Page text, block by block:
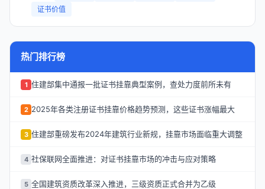
证书价值
热门排行榜
1 住建部集中通报一批证书挂靠典型案例，查处力度前所未有
2 2025年各类注册证书挂靠价格趋势预测，这些证书涨幅最大
3 住建部重磅发布2024年建筑行业新规，挂靠市场面临重大调整
4 社保联网全面推进：对证书挂靠市场的冲击与应对策略
5 全国建筑资质改革深入推进，三级资质正式合并为乙级